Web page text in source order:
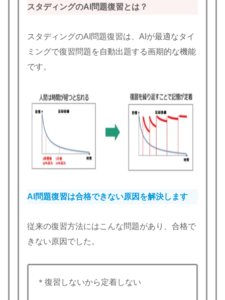
スタディングのAI問題復習とは？
スタディングのAI問題復習は、AIが最適なタイ
ミングで復習問題を自動出題する画期的な機能
です。
AI問題復習は合格できない原因を解決します
従来の復習方法にはこんな問題があり、合格で
きない原因でした。
＊復習しないから定着しない